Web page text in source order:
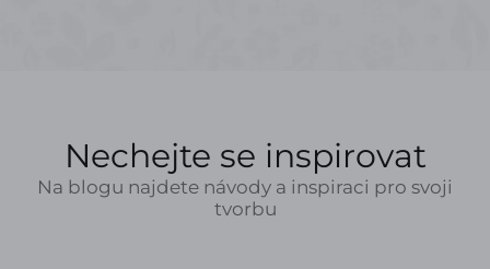
Nechejte se inspirovat
Na blogu najdete návody a inspiraci pro svoji
tvorbu